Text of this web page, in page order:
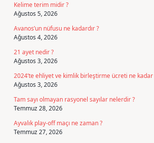
Kelime terim midir ?
Ağustos 5, 2026
Avanos’un nüfusu ne kadardır ?
Ağustos 4, 2026
21 ayet nedir ?
Ağustos 3, 2026
2024’te ehliyet ve kimlik birleştirme ücreti ne kadar
Ağustos 3, 2026
Tam sayı olmayan rasyonel sayılar nelerdir ?
Temmuz 28, 2026
Ayvalık play-off maçı ne zaman ?
Temmuz 27, 2026